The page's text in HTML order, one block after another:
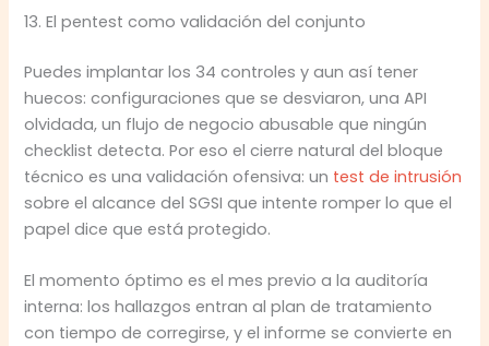
13. El pentest como validación del conjunto
Puedes implantar los 34 controles y aun así tener
huecos: configuraciones que se desviaron, una API
olvidada, un flujo de negocio abusable que ningún
checklist detecta. Por eso el cierre natural del bloque
técnico es una validación ofensiva: un test de intrusión
sobre el alcance del SGSI que intente romper lo que el
papel dice que está protegido.
El momento óptimo es el mes previo a la auditoría
interna: los hallazgos entran al plan de tratamiento
con tiempo de corregirse, y el informe se convierte en